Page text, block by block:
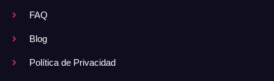
FAQ
Blog
Política de Privacidad